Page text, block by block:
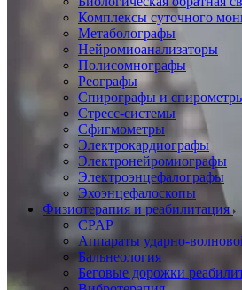
Комплексы суточного
Метаболографы
Нейромиоанализаторы
Полисомнографы
Реографы
Спирографы и
Стресс-системы
Сфигмометры
Электрокардиографы
Электронейромиографы
Электроэнцефалографы
Эхоэнцефалоскопы
Физиотерапия и реабилитация
CPAP
Аппараты ударно-
Бальнеология
Беговые дорожки